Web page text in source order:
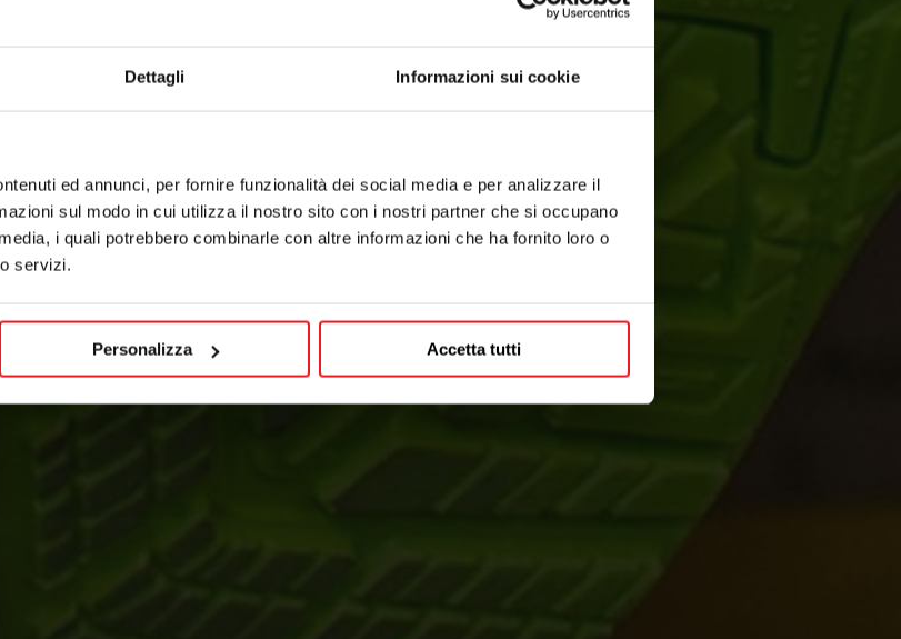
Dettagli Informazioni sui cookie
ed annunci, per fornire funzionalità dei social media e per analizzare il
sul modo in cui utilizza il nostro sito con i nostri partner che si occupano
i quali potrebbero combinarle con altre informazioni che ha fornito loro o
servizi.
Personalizza Accetta tutti